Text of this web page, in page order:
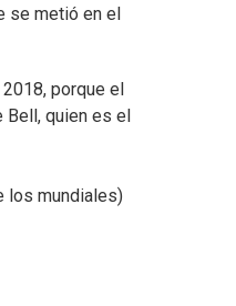
se metió en el
porque el
quien es el
los mundiales)